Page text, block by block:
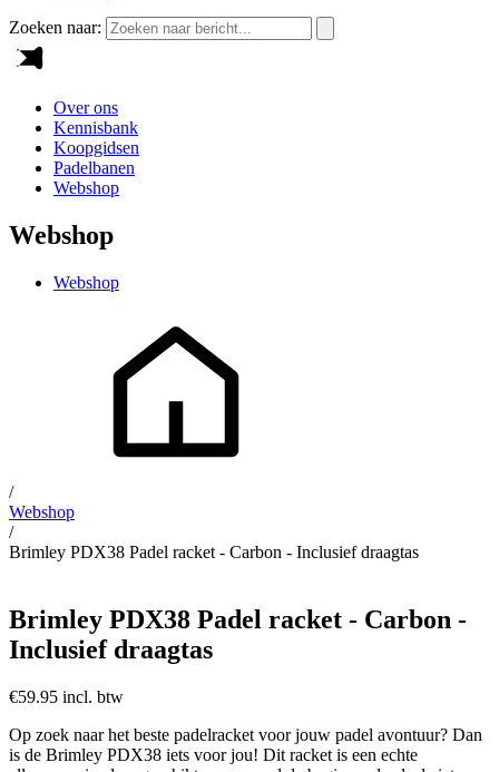
Zoeken naar:
Over ons
Kennisbank
Koopgidsen
Padelbanen
Webshop
Webshop
Webshop
/
Webshop
/
Brimley PDX38 Padel racket - Carbon - Inclusief draagtas
Brimley PDX38 Padel racket - Carbon -
Inclusief draagtas
€59.95 incl. btw
Op zoek naar het beste padelracket voor jouw padel avontuur? Dan
is de Brimley PDX38 iets voor jou! Dit racket is een echte